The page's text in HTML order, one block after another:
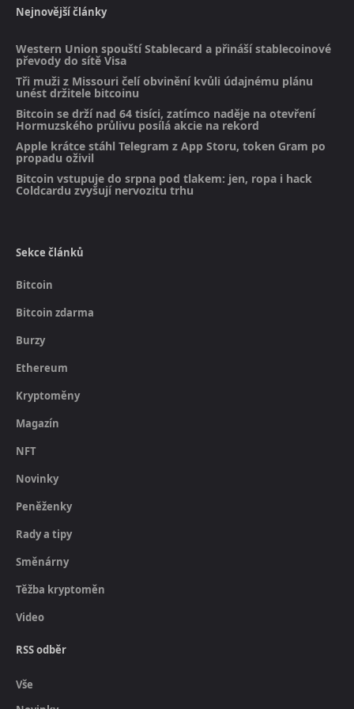
Nejnovější články
Western Union spouští Stablecard a přináší stablecoinové
převody do sítě Visa
Tři muži z Missouri čelí obvinění kvůli údajnému plánu
unést držitele bitcoinu
Bitcoin se drží nad 64 tisíci, zatímco naděje na otevření
Hormuzského průlivu posílá akcie na rekord
Apple krátce stáhl Telegram z App Storu, token Gram po
propadu oživil
Bitcoin vstupuje do srpna pod tlakem: jen, ropa i hack
Coldcardu zvyšují nervozitu trhu
Sekce článků
Bitcoin
Bitcoin zdarma
Burzy
Ethereum
Kryptoměny
Magazín
NFT
Novinky
Peněženky
Rady a tipy
Směnárny
Těžba kryptoměn
Video
RSS odběr
Vše